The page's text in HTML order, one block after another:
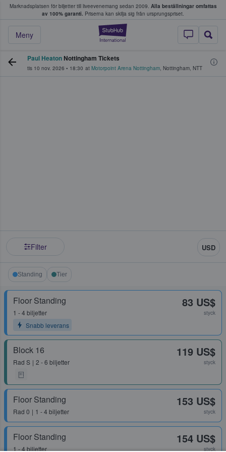
Marknadsplatsen för biljetter till liveevenemang sedan 2009. Alla beställningar omfattas
av 100% garanti. Priserna kan skilja sig från ursprungspriset.
StubHub – där
Meny
köper och säljer biljetter.
Paul Heaton Nottingham Tickets
tis 10 nov. 2026 • 18:30 at Motorpoint Arena Nottingham, Nottingham, NTT
Filter USD
Standing Tier
Floor Standing
1 - 4 biljetter
Snabb leverans
83 US$
styck
Block 16
Rad S 2 - 6 biljetter
119 US$
styck
Floor Standing
Rad 0 1 - 4 biljetter
153 US$
styck
Floor Standing
1 - 4 biljetter
154 US$
styck